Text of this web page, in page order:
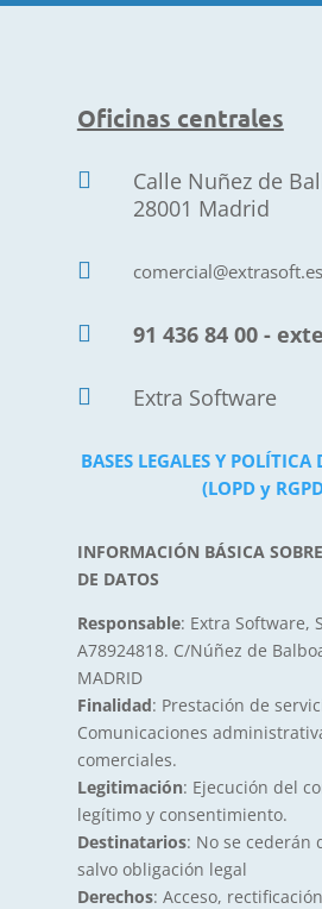
Oficinas centrales

Calle Nuñez de
28001 Madrid
 comercial@extrasoft.es
 91 436 84 00 -
 Extra Software
BASES LEGALES Y
(LOPD y
INFORMACIÓN BÁSICA
DE DATOS
Responsable: Extra Software,
A78924818. C/Núñez de
MADRID
Finalidad: Prestación de
Comunicaciones
comerciales.
Legitimación: Ejecución del
legítimo y consentimiento.
Destinatarios: No se cederán
salvo obligación legal
Derechos: Acceso,